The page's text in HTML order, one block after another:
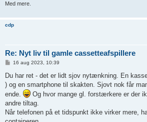
Med mere.
cdp
Re: Nyt liv til gamle cassetteafspillere
d
æ
g
16 aug 2023, 10:39
Du har ret - det er lidt sjov nytænkning. En
) og en smartphone til skakten. Sjovt nok får
ende.
Og hvor mange gl. forstærkere er der
andre tiltag.
Når telefonen på et tidspunkt ikke virker mere,